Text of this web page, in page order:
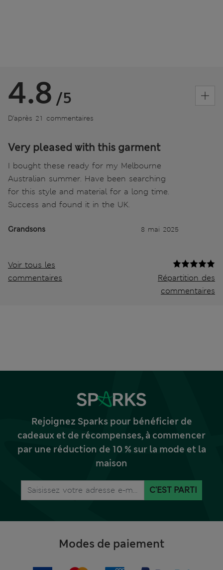
4.8 /5
D’après 21 commentaires
Very pleased with this garment
I bought these ready for my Melbourne
Australian summer. Have been searching
for this style and material for a long time.
Success and found it in the UK.
Grandsons 8 mai 2025
Voir tous les
commentaires
Répartition des
commentaires
Rejoignez Sparks pour bénéficier de
cadeaux et de récompenses, à commencer
par une réduction de 10 % sur la mode et la
maison
C'EST PARTI
Modes de paiement